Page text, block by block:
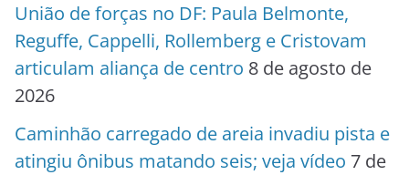
União de forças no DF: Paula Belmonte,
Reguffe, Cappelli, Rollemberg e Cristovam
articulam aliança de centro 8 de agosto de
2026
Caminhão carregado de areia invadiu pista e
atingiu ônibus matando seis; veja vídeo 7 de